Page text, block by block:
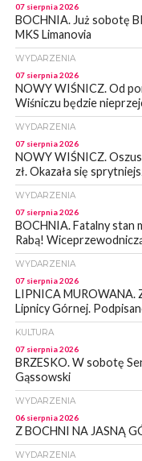
07 sierpnia 2026
BOCHNIA. Już sobotę
MKS Limanovia
WYDARZENIA
07 sierpnia 2026
NOWY WIŚNICZ. Od
Wiśniczu będzie
WYDARZENIA
07 sierpnia 2026
NOWY WIŚNICZ.
zł. Okazała się
WYDARZENIA
07 sierpnia 2026
BOCHNIA. Fatalny stan
Rabą!
WYDARZENIA
07 sierpnia 2026
LIPNICA MUROWANA.
Lipnicy Górnej.
KULTURA
07 sierpnia 2026
BRZESKO. W sobotę
Gąssowski
WYDARZENIA
06 sierpnia 2026
Z BOCHNI NA JASNĄ
WYDARZENIA